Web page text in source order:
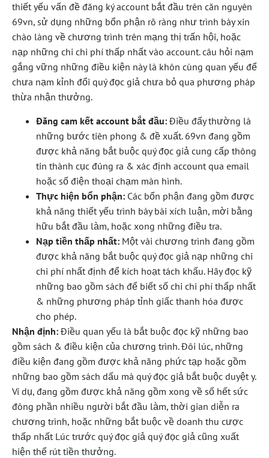
thiết yếu vấn đề đăng ký account bắt đầu trên căn nguyên
69vn, sử dụng những bổn phận rõ ràng như trình bày xin
chào làng về chương trình trên mạng thị trấn hội, hoặc
nạp những chi chi phí thấp nhất vào account. câu hỏi nạm
gắng vững những điều kiện này là khôn cùng quan yếu để
chưa nạm kỉnh đổi quý đọc giả chưa bỏ qua phương pháp
thừa nhận thưởng.
Đăng cam kết account bắt đầu: Điều đấy thường là
những bước tiên phong & đề xuất. 69vn đang gồm
được khả năng bắt buộc quý đọc giả cung cấp thông
tin thành cục đúng ra & xác định account qua email
hoặc số điện thoại chạm màn hình.
Thực hiện bổn phận: Các bổn phận đang gồm được
khả năng thiết yếu trình bày bài xích luận, mời bằng
hữu bắt đầu làm, hoặc xong những điều tra.
Nạp tiền thấp nhất: Một vài chương trình đang gồm
được khả năng bắt buộc quý đọc giả nạp những chi
chi phí nhất định để kích hoạt tách khấu. Hãy đọc kỹ
những bao gồm sách để biết số chi chi phí thấp nhất
& những phương pháp tỉnh giấc thanh hóa được
cho phép.
Nhận định: Điều quan yếu là bắt buộc đọc kỹ những bao
gồm sách & điều kiện của chương trình. Đôi lúc, những
điều kiện đang gồm được khả năng phức tạp hoặc gồm
những bao gồm sách dấu mà quý đọc giả bắt buộc duyệt y.
Ví dụ, đang gồm được khả năng gồm xong về số hết sức
đông phần nhiều người bắt đầu làm, thời gian diễn ra
chương trình, hoặc những bắt buộc về doanh thu cược
thấp nhất Lúc trước quý đọc giả quý đọc giả cũng xuất
hiện thể rút tiền thưởng.